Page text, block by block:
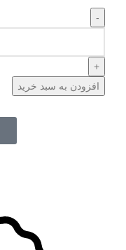
افزودن به سبد خرید